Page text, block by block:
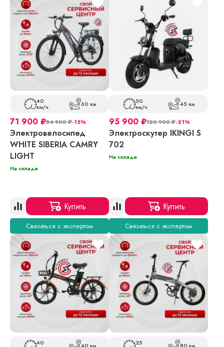
40
км/ч 60 км
71 900 ₽84 900₽-15%
Электровелосипед
WHITE SIBERIA CAMRY
LIGHT
На складе
Купить
Связаться с экспертом
50
км/ч 45 км
95 900 ₽120 900₽-21%
Электроскутер IKINGI S
702
На складе
Купить
Связаться с экспертом
40 25